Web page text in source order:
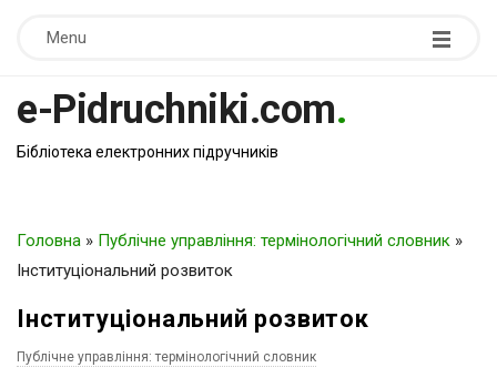
Menu
e-Pidruchniki.com.
Бібліотека електронних підручників
Головна » Публічне управління: термінологічний словник »
Інституціональний розвиток
Інституціональний розвиток
Публічне управління: термінологічний словник